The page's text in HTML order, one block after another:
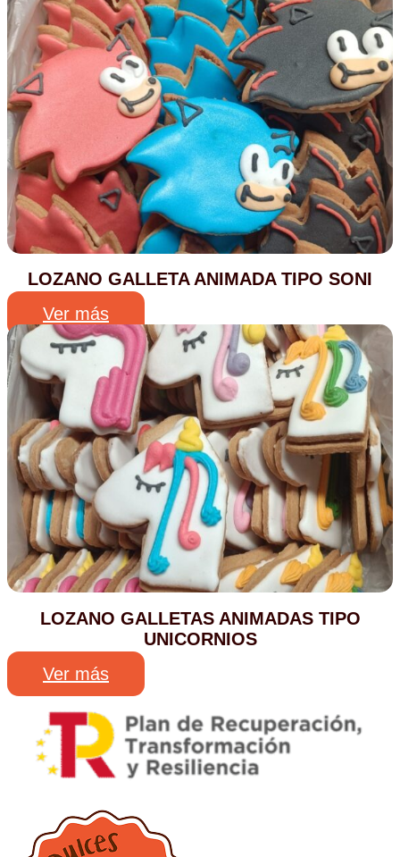
LOZANO GALLETA ANIMADA TIPO SONI
Ver más
LOZANO GALLETAS ANIMADAS TIPO
UNICORNIOS
Ver más